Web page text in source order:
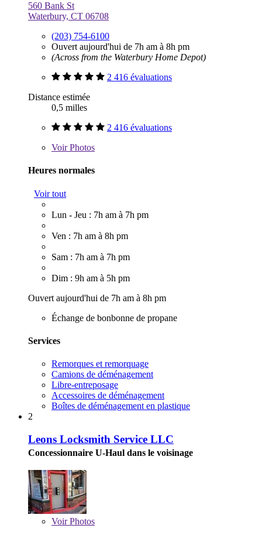
560 Bank St
Waterbury, CT 06708
(203) 754-6100
Ouvert aujourd'hui de 7h am à 8h pm
(Across from the Waterbury Home Depot)
2 416 évaluations
Distance estimée
0,5 milles
2 416 évaluations
VoirPhotos
Heures normales
Voir tout
Lun - Jeu : 7h am à 7h pm
Ven : 7h am à 8h pm
Sam : 7h am à 7h pm
Dim : 9h am à 5h pm
Ouvert aujourd'hui de 7h am à 8h pm
Échange de bonbonne de propane
Services
Remorques et remorquage
Camions de déménagement
Libre-entreposage
Accessoires de déménagement
Boîtes de déménagement en plastique
2
Leons Locksmith Service LLC
Concessionnaire U-Haul dans le voisinage
VoirPhotos